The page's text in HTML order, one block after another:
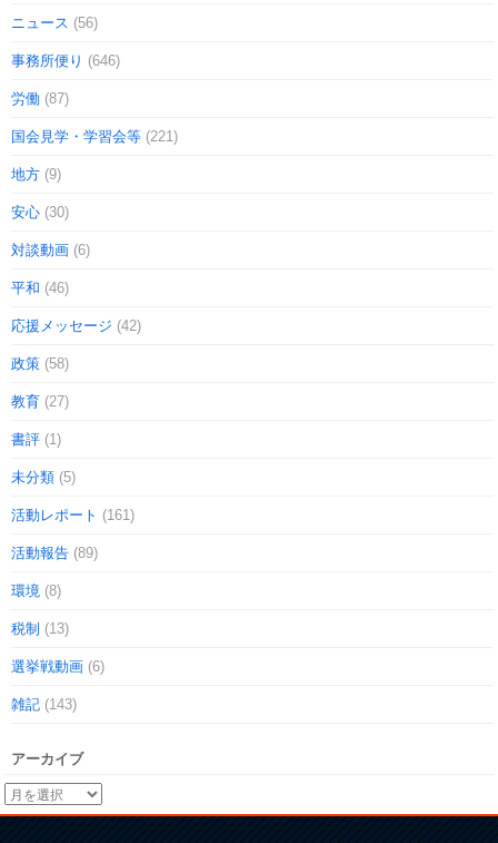
ニュース (56)
事務所便り (646)
労働 (87)
国会見学・学習会等 (221)
地方 (9)
安心 (30)
対談動画 (6)
平和 (46)
応援メッセージ (42)
政策 (58)
教育 (27)
書評 (1)
未分類 (5)
活動レポート (161)
活動報告 (89)
環境 (8)
税制 (13)
選挙戦動画 (6)
雑記 (143)
アーカイブ